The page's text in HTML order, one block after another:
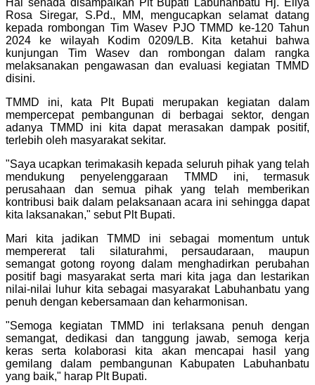
Hal senada disampaikan Plt Bupati Labuhanbatu Hj. Ellya
Rosa Siregar, S.Pd., MM, mengucapkan selamat datang
kepada rombongan Tim Wasev PJO TMMD ke-120 Tahun
2024 ke wilayah Kodim 0209/LB. Kita ketahui bahwa
kunjungan Tim Wasev dan rombongan dalam rangka
melaksanakan pengawasan dan evaluasi kegiatan TMMD
disini.
TMMD ini, kata Plt Bupati merupakan kegiatan dalam
mempercepat pembangunan di berbagai sektor, dengan
adanya TMMD ini kita dapat merasakan dampak positif,
terlebih oleh masyarakat sekitar.
"Saya ucapkan terimakasih kepada seluruh pihak yang telah
mendukung penyelenggaraan TMMD ini, termasuk
perusahaan dan semua pihak yang telah memberikan
kontribusi baik dalam pelaksanaan acara ini sehingga dapat
kita laksanakan," sebut Plt Bupati.
Mari kita jadikan TMMD ini sebagai momentum untuk
mempererat tali silaturahmi, persaudaraan, maupun
semangat gotong royong dalam menghadirkan perubahan
positif bagi masyarakat serta mari kita jaga dan lestarikan
nilai-nilai luhur kita sebagai masyarakat Labuhanbatu yang
penuh dengan kebersamaan dan keharmonisan.
"Semoga kegiatan TMMD ini terlaksana penuh dengan
semangat, dedikasi dan tanggung jawab, semoga kerja
keras serta kolaborasi kita akan mencapai hasil yang
gemilang dalam pembangunan Kabupaten Labuhanbatu
yang baik," harap Plt Bupati.